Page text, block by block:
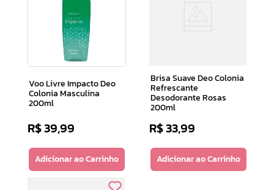
Voo Livre Impacto Deo
Colonia Masculina
200ml
R$39,99
Adicionar ao Carrinho
Brisa Suave Deo Colonia
Refrescante
Desodorante Rosas
200ml
R$33,99
Adicionar ao Carrinho